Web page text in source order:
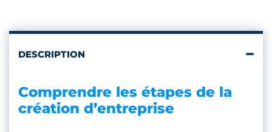
DESCRIPTION
Comprendre les étapes de la
création d’entreprise